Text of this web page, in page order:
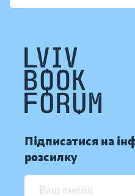
Підписатися на
розсилку